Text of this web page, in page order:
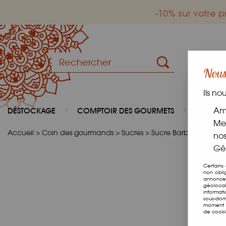
-10% sur votre
DÉSTOCKAGE COMPTOIR DES GOURMETS COIN
Accueil > Coin des gourmands > Sucres > Sucre Barbe à Papa
Ils
Certains
non
sous-
moment
de